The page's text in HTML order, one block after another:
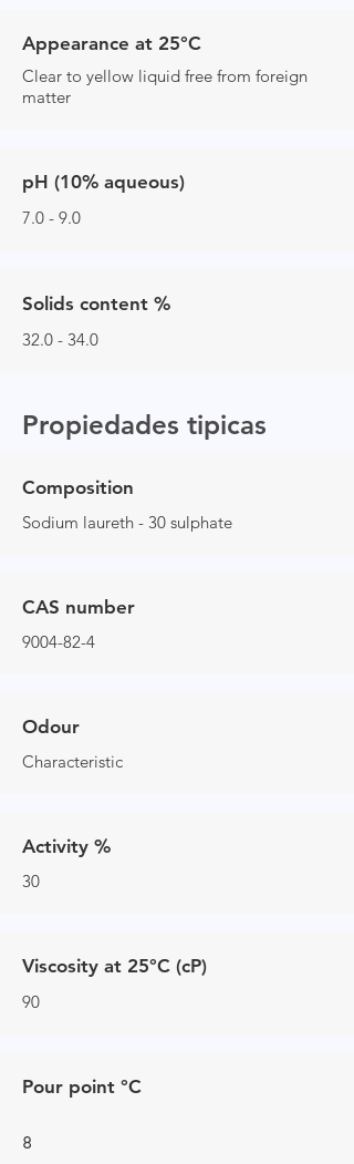
Appearance at 25°C
Clear to yellow liquid free from foreign
matter
pH (10% aqueous)
7.0 - 9.0
Solids content %
32.0 - 34.0
Propiedades tipicas
Composition
Sodium laureth - 30 sulphate
CAS number
9004-82-4
Odour
Characteristic
Activity %
30
Viscosity at 25°C (cP)
90
Pour point °C
8